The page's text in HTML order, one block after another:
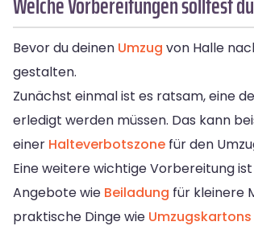
Bevor du deinen Umzug von Halle
gestalten.
Zunächst einmal ist es ratsam, eine
erledigt werden müssen. Das kann
einer Halteverbotszone für den
Eine weitere wichtige Vorbereitung
Angebote wie Beiladung für kleinere
praktische Dinge wie Umzugskartons